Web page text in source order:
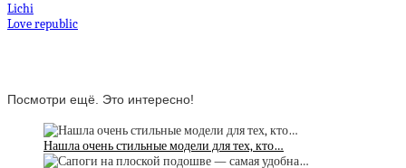
Lichi
Love republic
Посмотри ещё. Это интересно!
Нашла очень стильные модели для тех, кто…